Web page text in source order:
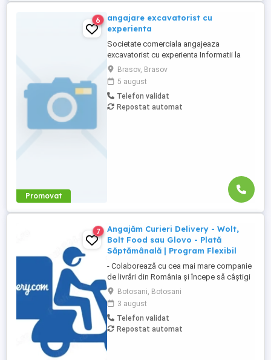
Promovat
6
angajare excavatorist cu
experienta
Societate comerciala angajeaza
excavatorist cu experienta Informatii la
0730017005 orele 8-16 CV:
Brasov, Brasov
5 august
Telefon validat
Repostat automat
7
Angajăm Curieri Delivery - Wolt,
Bolt Food sau Glovo - Plată
Săptămânală | Program Flexibil
- Colaborează cu cea mai mare companie
de livrări din România și începe să câștigi
rapid! - Cerințe: Minim 18 ani Mijloc de
transport propriu (mașină, scuter,
motocicletă sau bicicletă) Telefon mobil
cu acces la internet - Ce oferim: Plată
săptămânală, fără întârzieri Bonusuri
Botosani, Botosani
3 august
Telefon validat
Repostat automat